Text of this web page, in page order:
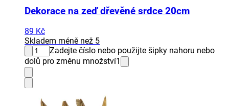
Dekorace na zeď dřevěné srdce 20cm
89 Kč
Skladem méně než 5
Zadejte číslo nebo použijte šipky nahoru nebo
dolů pro změnu množství1